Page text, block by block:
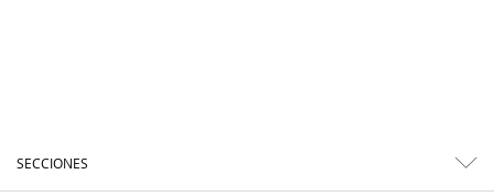
SECCIONES